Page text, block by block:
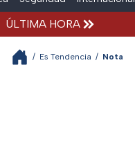
ÚLTIMA HORA
/ Es Tendencia / Nota